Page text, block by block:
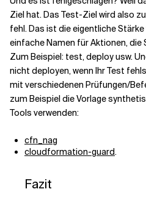
Ziel hat. Das Test-Ziel wird also
fehl. Das ist die eigentliche Stärke
einfache Namen für Aktionen,
Zum Beispiel: test, deploy usw.
nicht deployen, wenn Ihr Test
mit verschiedenen Prüfungen/
zum Beispiel die Vorlage
Tools verwenden:
cfn_nag
cloudformation-guard.
Fazit